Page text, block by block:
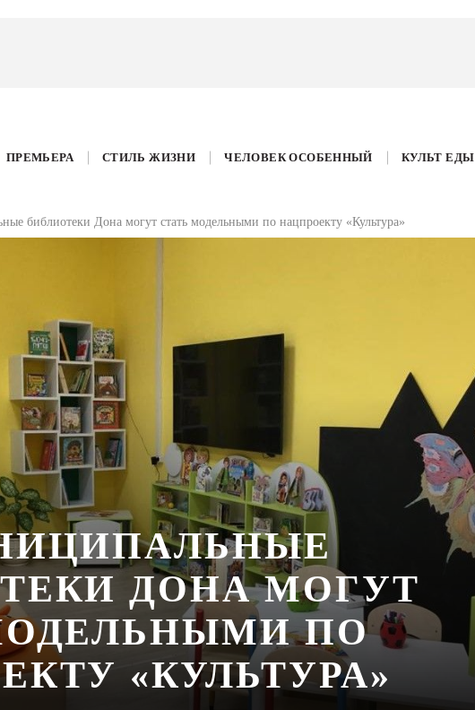
ПРЕМЬЕРА СТИЛЬ ЖИЗНИ ЧЕЛОВЕК ОСОБЕННЫЙ КУЛЬТ ЕДЫ
библиотеки Дона могут стать модельными по нацпроекту «Культура»
ДОНА МОГУТ
ПО
«КУЛЬТУРА»